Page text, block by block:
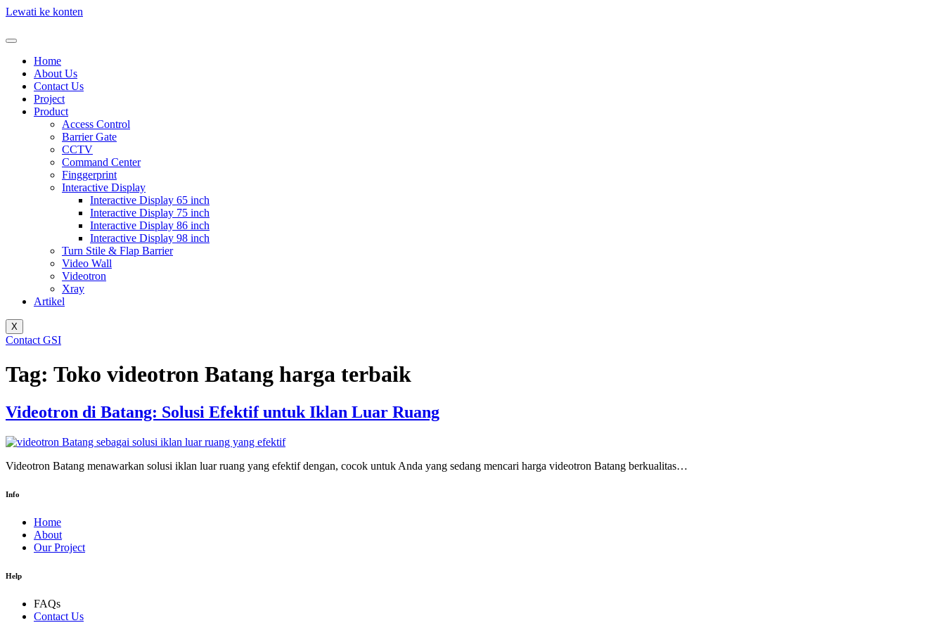
Lewati ke konten
Home
About Us
Contact Us
Project
Product
Access Control
Barrier Gate
CCTV
Command Center
Finggerprint
Interactive Display
Interactive Display 65 inch
Interactive Display 75 inch
Interactive Display 86 inch
Interactive Display 98 inch
Turn Stile & Flap Barrier
Video Wall
Videotron
Xray
Artikel
X
Contact GSI
Tag: Toko videotron Batang harga terbaik
Videotron di Batang: Solusi Efektif untuk Iklan Luar Ruang
Videotron Batang menawarkan solusi iklan luar ruang yang efektif dengan, cocok untuk Anda yang sedang mencari harga videotron Batang berkualitas…
Info
Home
About
Our Project
Help
FAQs
Contact Us